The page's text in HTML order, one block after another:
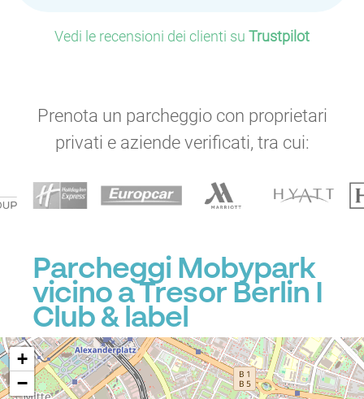
Vedi le recensioni dei clienti su Trustpilot
Prenota un parcheggio con proprietari
privati e aziende verificati, tra cui:
Parcheggi Mobypark
vicino a Tresor Berlin I
Club & label
+
−